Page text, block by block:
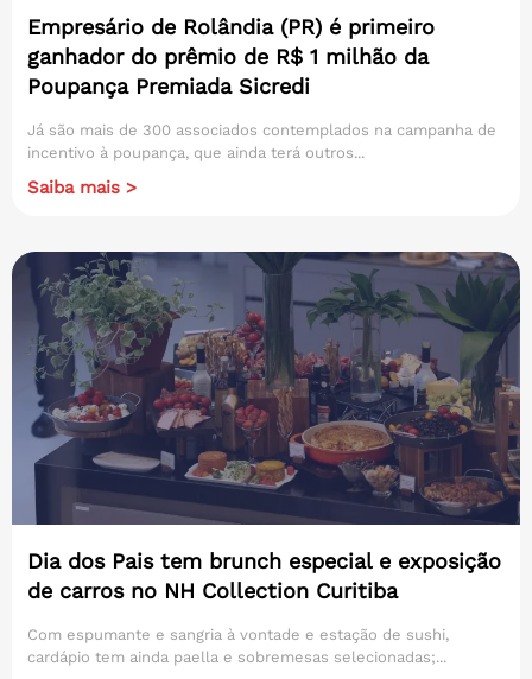
Empresário de Rolândia (PR) é primeiro
ganhador do prêmio de R$ 1 milhão da
Poupança Premiada Sicredi
Já são mais de 300 associados contemplados na campanha de
incentivo à poupança, que ainda terá outros...
Saiba mais >
Dia dos Pais tem brunch especial e exposição
de carros no NH Collection Curitiba
Com espumante e sangria à vontade e estação de sushi,
cardápio tem ainda paella e sobremesas selecionadas;...